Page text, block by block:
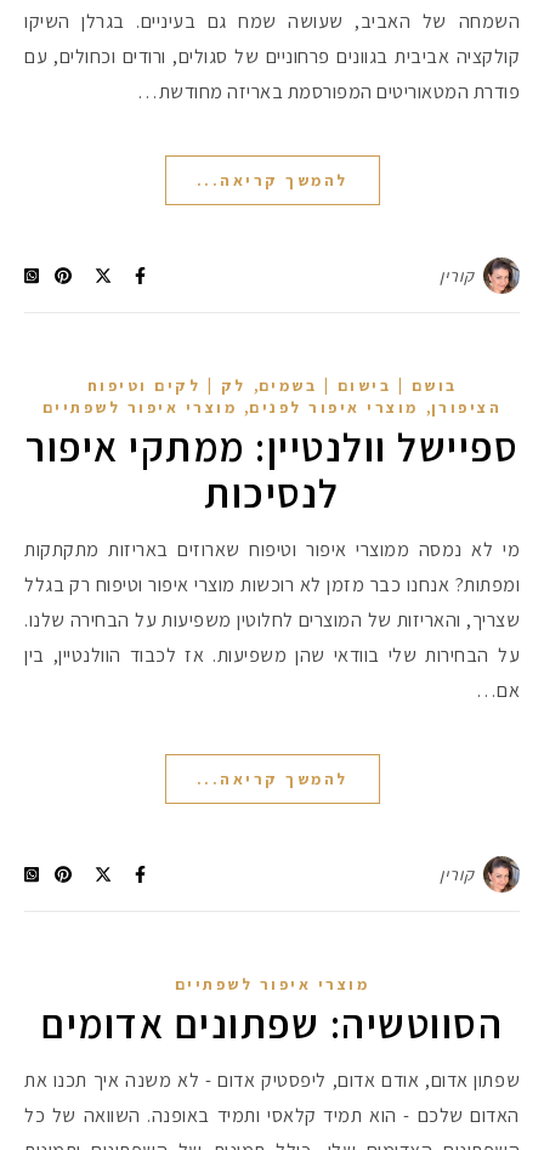
השמחה של האביב, שעושה שמח גם בעיניים. בגרלן השיקו
קולקציה אביבית בגוונים פרחוניים של סגולים, ורודים וכחולים, עם
פודרת המטאוריטים המפורסמת באריזה מחודשת…
להמשך קריאה...
קורין
בושם | בישום | בשמים, לק | לקים וטיפוח
הציפורן, מוצרי איפור לפנים, מוצרי איפור לשפתיים
ספיישל וולנטיין: ממתקי איפור
לנסיכות
מי לא נמסה ממוצרי איפור וטיפוח שארוזים באריזות מתקתקות
ומפתות? אנחנו כבר מזמן לא רוכשות מוצרי איפור וטיפוח רק בגלל
שצריך, והאריזות של המוצרים לחלוטין משפיעות על הבחירה שלנו.
על הבחירות שלי בוודאי שהן משפיעות. אז לכבוד הוולנטיין, בין
אם…
להמשך קריאה...
קורין
מוצרי איפור לשפתיים
הסווטשיה: שפתונים אדומים
שפתון אדום, אודם אדום, ליפסטיק אדום - לא משנה איך תכנו את
האדום שלכם - הוא תמיד קלאסי ותמיד באופנה. השוואה של כל